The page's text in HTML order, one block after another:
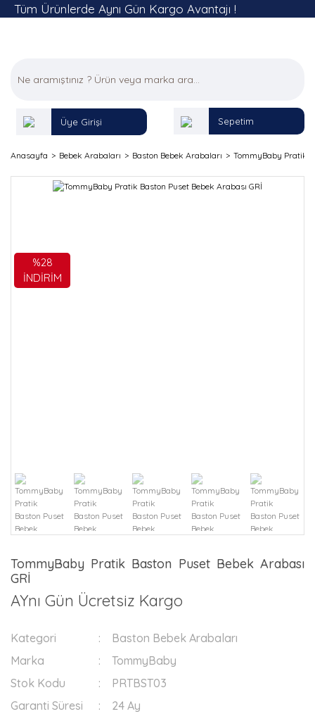
Tüm Ürünlerde Aynı Gün Kargo Avantajı !
Üye Girişi Sepetim
Anasayfa Bebek Arabaları Baston Bebek Arabaları TommyBaby Pratik
TommyBaby Pratik Baston Puset Bebek Arabası
GRİ
AYnı Gün Ücretsiz Kargo
Kategori
Baston Bebek Arabaları
Marka
TommyBaby
Stok Kodu
PRTBST03
Garanti Süresi
24 Ay
%28
İNDİRİM